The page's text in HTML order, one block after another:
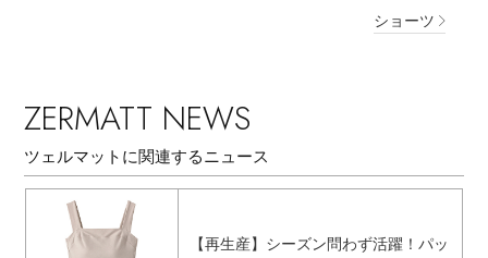
ショーツ
ZERMATT NEWS
ツェルマットに関連するニュース
【再生産】シーズン問わず活躍！パッ